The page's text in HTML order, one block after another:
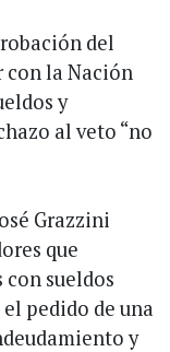
del
con la Nación
y
al veto “no
Grazzini
que
sueldos
pedido de una
y